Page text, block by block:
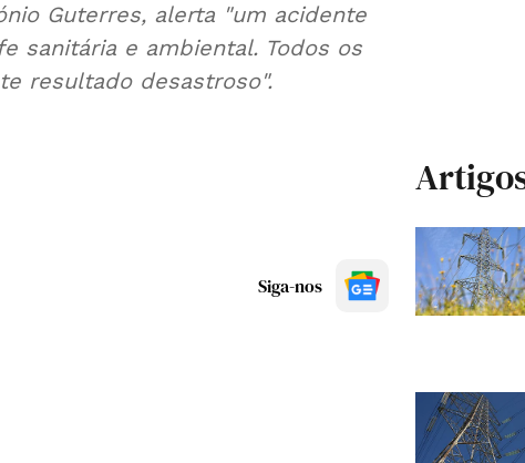
Guterres, alerta "um acidente
sanitária e ambiental. Todos os
resultado desastroso".
Siga-nos